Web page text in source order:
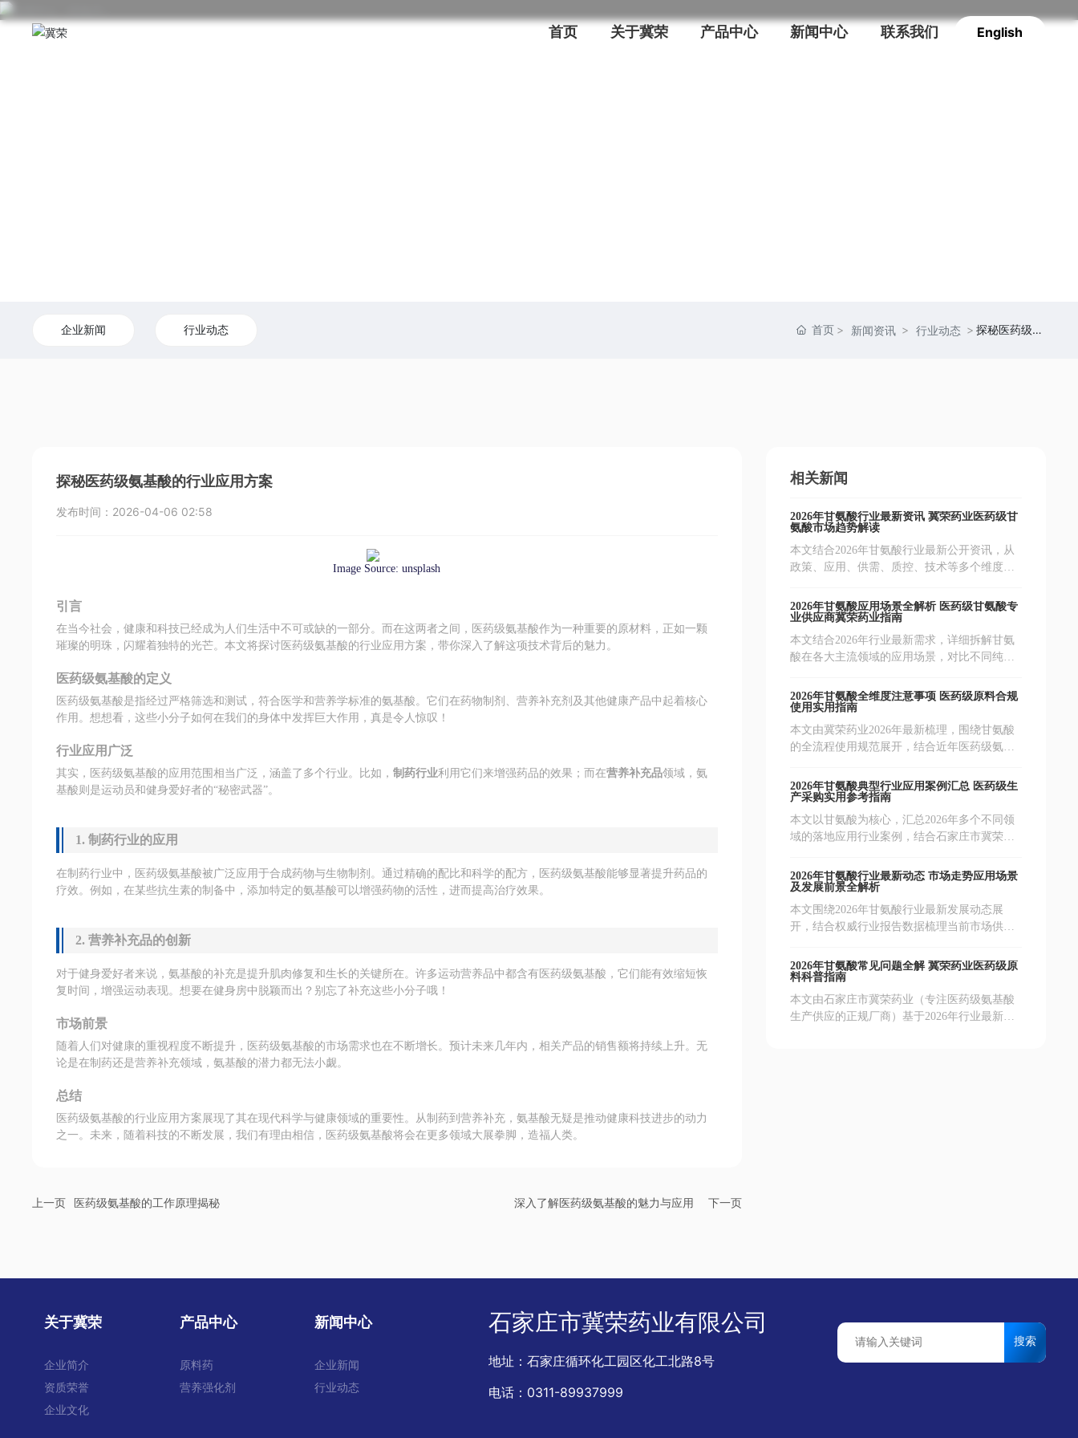
首页 关于冀荣 产品中心 新闻中心 联系我们 English
企业新闻 行业动态 首页 新闻资讯 行业动态
探秘医药级氨
探秘医药级氨基酸的行业应用方案
发布时间： 2026-04-06 02:58
Image Source:unsplash
引言
在当今社会，健康和科技已经成为人们生活中不可或缺的一部分。而在这两者之间，医药级氨基酸作为一种重要的原材料，正如一颗
璀璨的明珠，闪耀着独特的光芒。本文将探讨医药级氨基酸的行业应用方案，带你深入了解这项技术背后的魅力。
医药级氨基酸的定义
医药级氨基酸是指经过严格筛选和测试，符合医学和营养学标准的氨基酸。它们在药物制剂、营养补充剂及其他健康产品中起着核心
作用。想想看，这些小分子如何在我们的身体中发挥巨大作用，真是令人惊叹！
行业应用广泛
其实，医药级氨基酸的应用范围相当广泛，涵盖了多个行业。比如，制药行业利用它们来增强药品的效果；而在营养补充品领域，氨
基酸则是运动员和健身爱好者的“秘密武器”。
1. 制药行业的应用
在制药行业中，医药级氨基酸被广泛应用于合成药物与生物制剂。通过精确的配比和科学的配方，医药级氨基酸能够显著提升药品的
疗效。例如，在某些抗生素的制备中，添加特定的氨基酸可以增强药物的活性，进而提高治疗效果。
2. 营养补充品的创新
对于健身爱好者来说，氨基酸的补充是提升肌肉修复和生长的关键所在。许多运动营养品中都含有医药级氨基酸，它们能有效缩短恢
复时间，增强运动表现。想要在健身房中脱颖而出？别忘了补充这些小分子哦！
市场前景
随着人们对健康的重视程度不断提升，医药级氨基酸的市场需求也在不断增长。预计未来几年内，相关产品的销售额将持续上升。无
论是在制药还是营养补充领域，氨基酸的潜力都无法小觑。
总结
医药级氨基酸的行业应用方案展现了其在现代科学与健康领域的重要性。从制药到营养补充，氨基酸无疑是推动健康科技进步的动力
之一。未来，随着科技的不断发展，我们有理由相信，医药级氨基酸将会在更多领域大展拳脚，造福人类。
上一页 医药级氨基酸的工作原理揭秘 深入了解医药级氨基酸的魅力与应用 下一页
相关新闻
2026年甘氨酸行业最新资讯 冀荣药业医药级甘
氨酸市场趋势解读
本文结合2026年甘氨酸行业最新公开资讯，从
政策、应用、供需、质控、技术等多个维度梳
从业者解读甘氨酸最新发展趋势，石家庄市冀
荣药业作为专业供应商分享行业经验，帮助从
业者快速获取有效行业信息。
2026年甘氨酸应用场景全解析 医药级甘氨酸专
业供应商冀荣药业指南
本文结合2026年行业最新需求，详细拆解甘氨
酸在各大主流领域的应用场景，对比不同纯度
关行业从业者选型采购甘氨酸提供清晰参考，
冀荣药业作为专业医药级氨基酸供应商可提供
稳定供货支持。
2026年甘氨酸全维度注意事项 医药级原料合规
使用实用指南
本文由冀荣药业2026年最新梳理，围绕甘氨酸
的全流程使用规范展开，结合近年医药级氨基
伍禁忌、施用规范等多个维度梳理注意事项，
搭配对比数据表格与常见问题解答，为相关生
产、研发用户提供可落地的参考依据。
2026年甘氨酸典型行业应用案例汇总 医药级生
产采购实用参考指南
本文以甘氨酸为核心，汇总2026年多个不同领
域的落地应用行业案例，结合石家庄市冀荣药
搭配实测数据对比表与常见问题解答，为生产
企业、采购人员提供可落地的参考方向，规避
应用误区。
2026年甘氨酸行业最新动态 市场走势应用场景
及发展前景全解析
本文围绕2026年甘氨酸行业最新发展动态展
开，结合权威行业报告数据梳理当前市场供需
托石家庄市冀荣药业多年氨基酸生产经验，为
行业从业者、采购商提供全面的参考信息。
2026年甘氨酸常见问题全解 冀荣药业医药级原
料科普指南
本文由石家庄市冀荣药业（专注医药级氨基酸
生产供应的正规厂商）基于2026年行业最新合
关于冀荣
企业简介
资质荣誉
企业文化
产品中心
原料药
营养强化剂
新闻中心
企业新闻
行业动态
石家庄市冀荣药业有限公司
地址：石家庄循环化工园区化工北路8号
电话： 0311-89937999
搜索